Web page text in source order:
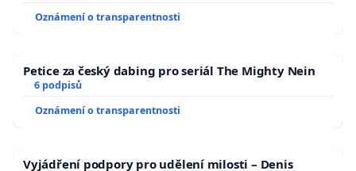
Oznámení o transparentnosti
Petice za český dabing pro seriál The Mighty Nein
6 podpisů
Oznámení o transparentnosti
Vyjádření podpory pro udělení milosti – Denis